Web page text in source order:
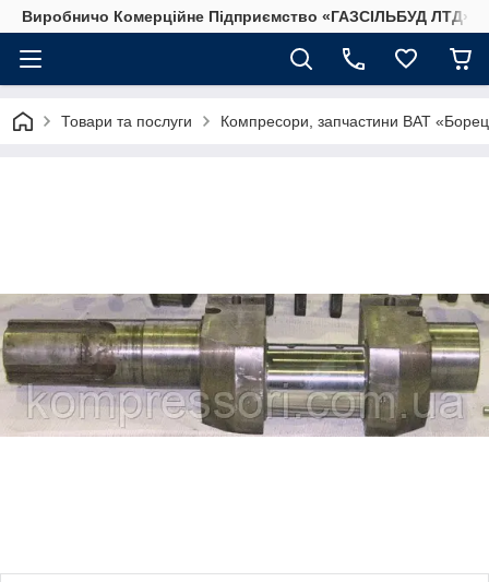
Виробничо Комерційне Підприємство «ГАЗСIЛЬБУД ЛТД»
Товари та послуги Компресори, запчастини ВАТ